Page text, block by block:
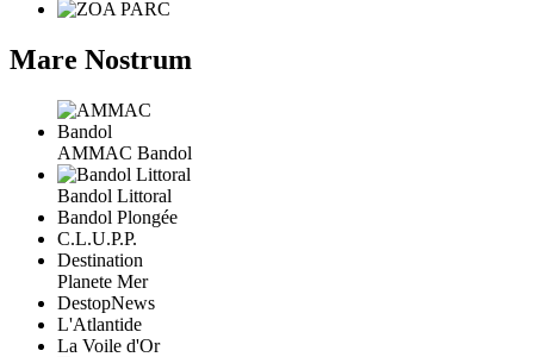
Mare Nostrum
AMMAC Bandol
Bandol Littoral
Bandol Plongée
C.L.U.P.P.
Destination
Planete Mer
DestopNews
L'Atlantide
La Voile d'Or